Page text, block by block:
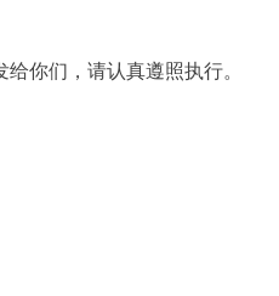
你们，请认真遵照执行。